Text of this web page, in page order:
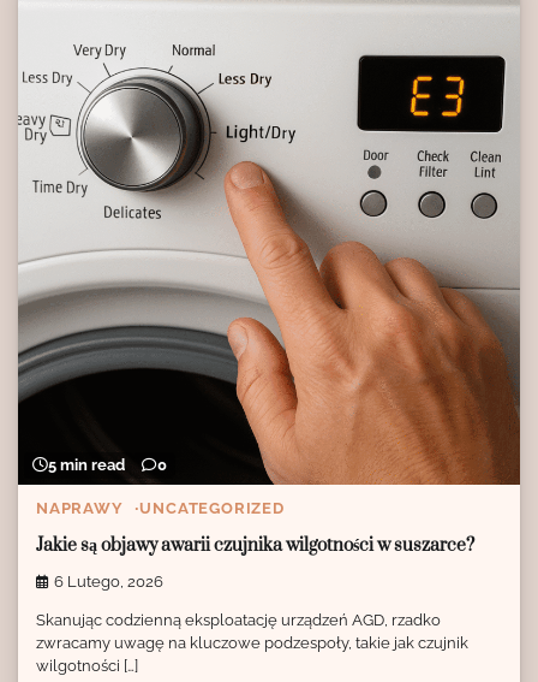
5 min read 0
NAPRAWY UNCATEGORIZED
Jakie są objawy awarii czujnika wilgotności w suszarce?
6 Lutego, 2026
Skanując codzienną eksploatację urządzeń AGD, rzadko
zwracamy uwagę na kluczowe podzespoły, takie jak czujnik
wilgotności […]